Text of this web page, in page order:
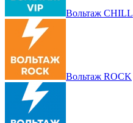
Вольтаж CHILL
Вольтаж ROCK